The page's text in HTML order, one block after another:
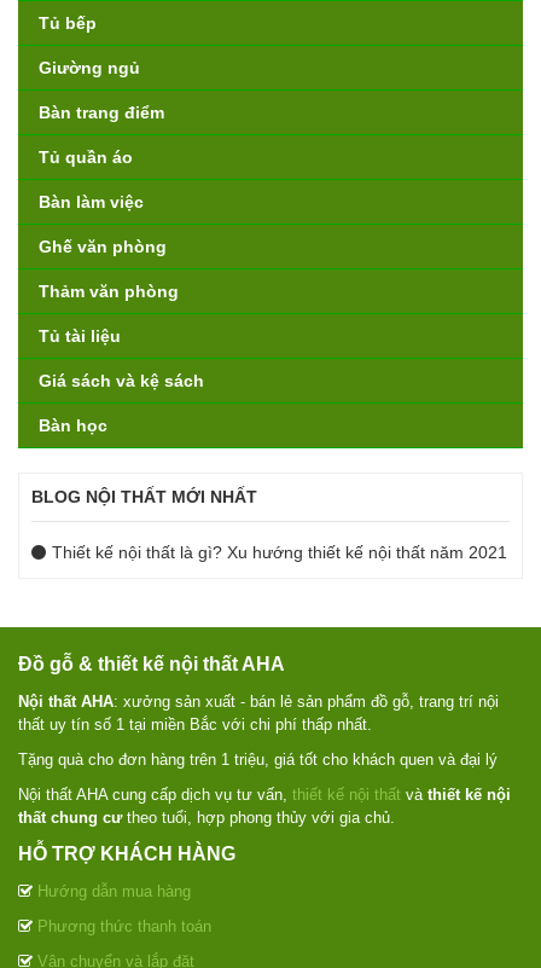
Tủ bếp
Giường ngủ
Bàn trang điểm
Tủ quần áo
Bàn làm việc
Ghế văn phòng
Thảm văn phòng
Tủ tài liệu
Giá sách và kệ sách
Bàn học
BLOG NỘI THẤT MỚI NHẤT
Thiết kế nội thất là gì? Xu hướng thiết kế nội thất năm 2021
Đồ gỗ & thiết kế nội thất AHA
Nội thất AHA: xưởng sản xuất - bán lẻ sản phẩm đồ gỗ, trang trí nội
thất uy tín số 1 tại miền Bắc với chi phí thấp nhất.
Tặng quà cho đơn hàng trên 1 triệu, giá tốt cho khách quen và đại lý
Nội thất AHA cung cấp dịch vụ tư vấn, thiết kế nội thất và thiết kế nội
thất chung cưtheo tuổi, hợp phong thủy với gia chủ.
HỖ TRỢ KHÁCH HÀNG
Hướng dẫn mua hàng
Phương thức thanh toán
Vận chuyển và lắp đặt